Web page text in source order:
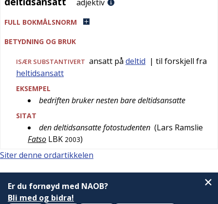
adjektiv
FULL BOKMÅLSNORM
BETYDNING OG BRUK
ISÆR SUBSTANTIVERT ansatt på deltid | til forskjell fra
heltidsansatt
EKSEMPEL
bedriften bruker nesten bare deltidsansatte
SITAT
den deltidsansatte fotostudenten (Lars Ramslie
Fatso LBK 2003)
Siter denne ordartikkelen
Er du fornøyd med NAOB?
Bli med og bidra!